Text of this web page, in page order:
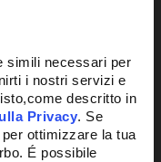
simili necessari per
i nostri servizi e
descritto in
Privacy. Se
ottimizzare la tua
É possibile